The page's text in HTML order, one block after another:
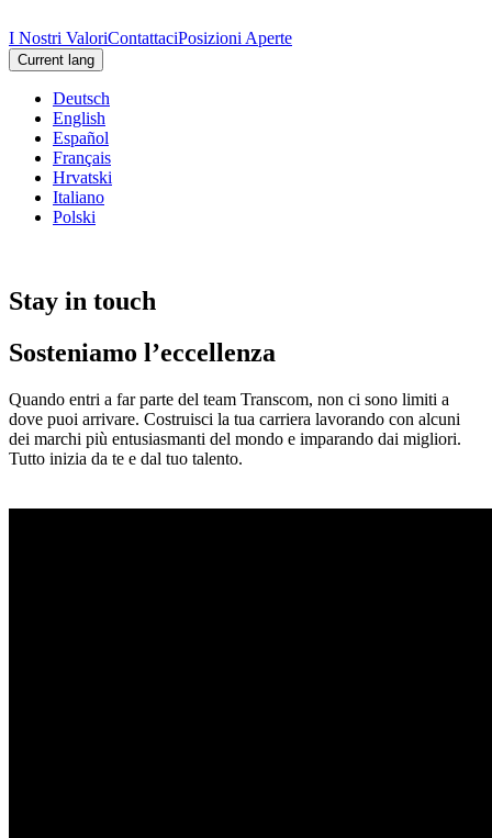
I Nostri ValoriContattaciPosizioni Aperte
Current lang
Deutsch
English
Español
Français
Hrvatski
Italiano
Polski
Stay in touch
Sosteniamo l’eccellenza
Quando entri a far parte del team Transcom, non ci sono limiti a
dove puoi arrivare. Costruisci la tua carriera lavorando con alcuni
dei marchi più entusiasmanti del mondo e imparando dai migliori.
Tutto inizia da te e dal tuo talento.